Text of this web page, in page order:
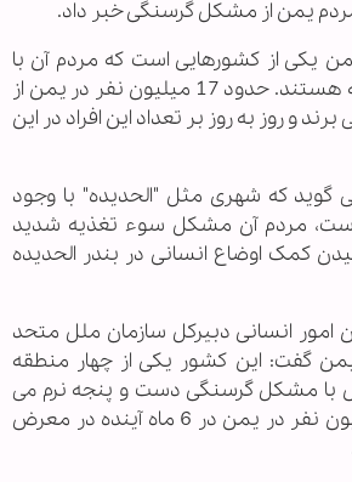
یکی از کشورهایی است که مردم آن با
مشکل گرسنگی مواجه هستند. حدود 17 میلیون نفر در یمن از
و روز به روز بر تعداد این افراد در این
گوید که شهری مثل "الحدیده" با وجود
است، مردم آن مشکل سوء تغذیه شدید
کمک اوضاع انسانی در بندر الحدیده
امور انسانی دبیرکل سازمان ملل ‌متحد
گفت: این کشور یکی از چهار منطقه
مشکل گرسنگی دست و پنجه نرم می
کنند. بیش از 20 میلیون نفر در یمن در 6 ماه آینده در معرض